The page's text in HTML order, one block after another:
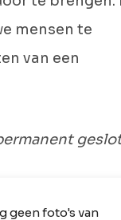
mensen te
van een
geen foto's van